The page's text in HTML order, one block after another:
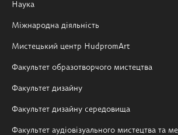
Наука
Міжнародна діяльність
Мистецький центр HudpromArt
Факультет образотворчого мистецтва
Факультет дизайну
Факультет дизайну середовища
Факультет аудіовізуального мистецтва та